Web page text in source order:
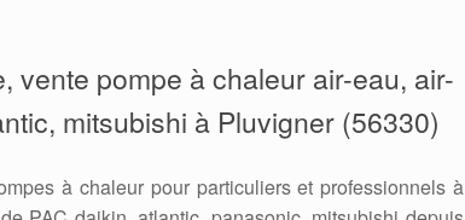
vente pompe à chaleur air-eau, air-
mitsubishi à Pluvigner (56330)
à chaleur pour particuliers et professionnels à